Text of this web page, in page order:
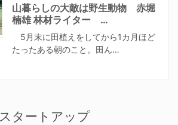
山暮らしの大敵は野生動物 赤堀
楠雄 林材ライター …
5月末に田植えをしてから1カ月ほど
たったある朝のこと。田ん…
スタートアップ